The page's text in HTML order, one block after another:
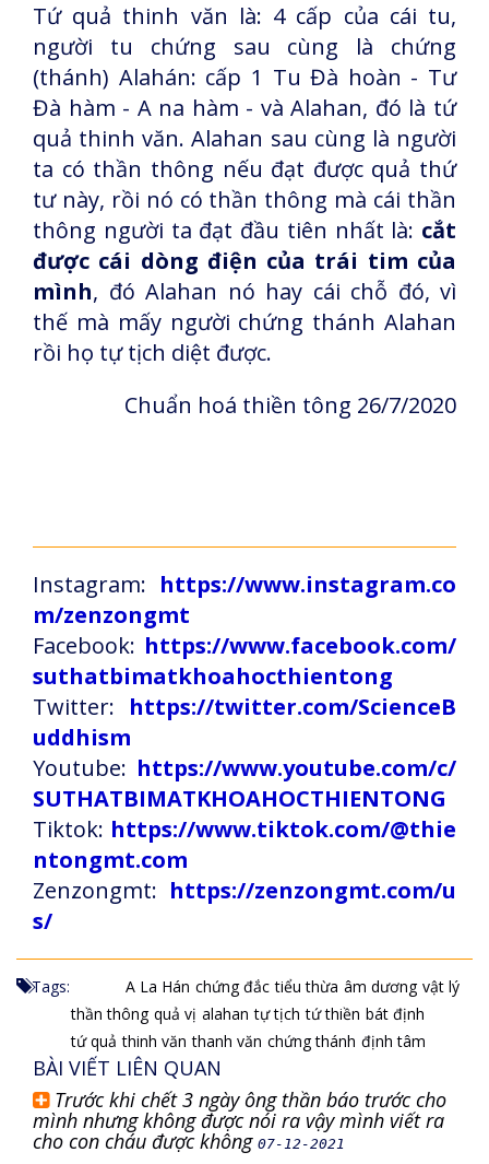
Tứ quả thinh văn là: 4 cấp của cái tu,
người tu chứng sau cùng là chứng
(thánh) Alahán: cấp 1 Tu Đà hoàn - Tư
Đà hàm - A na hàm - và Alahan, đó là tứ
quả thinh văn. Alahan sau cùng là người
ta có thần thông nếu đạt được quả thứ
tư này, rồi nó có thần thông mà cái thần
thông người ta đạt đầu tiên nhất là: cắt
được cái dòng điện của trái tim của
mình, đó Alahan nó hay cái chỗ đó, vì
thế mà mấy người chứng thánh Alahan
rồi họ tự tịch diệt được.
Chuẩn hoá thiền tông 26/7/2020
Instagram: https://www.instagram.co
m/zenzongmt
Facebook: https://www.facebook.com/
suthatbimatkhoahocthientong
Twitter: https://twitter.com/ScienceB
uddhism
Youtube: https://www.youtube.com/c/
SUTHATBIMATKHOAHOCTHIENTONG
Tiktok: https://www.tiktok.com/@thie
ntongmt.com
Zenzongmt: https://zenzongmt.com/u
s/
Tags: A La Hán chứng đắc tiểu thừa âm dương vật lý
thần thông quả vị alahan tự tịch tứ thiền bát định
tứ quả thinh văn thanh văn chứng thánh định tâm
BÀI VIẾT LIÊN QUAN
Trước khi chết 3 ngày ông thần báo trước cho
mình nhưng không được nói ra vậy mình viết ra
cho con cháu được không 07-12-2021